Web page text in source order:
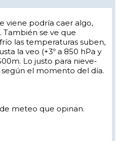
viene podría caer algo,
También se ve que
las temperaturas suben,
la veo (+3º a 850 hPa y
Lo justo para nieve-
el momento del día.
meteo que opinan.